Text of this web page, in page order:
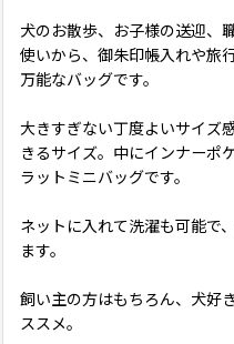
犬のお散歩、お子様の送迎、
使いから、御朱印帳入れや旅
万能なバッグです。
大きすぎない丁度よいサイズ
きるサイズ。中にインナーポ
ラットミニバッグです。
ネットに入れて洗濯も可能で
ます。
飼い主の方はもちろん、犬好
ススメ。